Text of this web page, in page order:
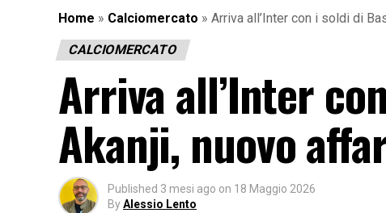
Home » Calciomercato » Arriva all’Inter con i soldi di
CALCIOMERCATO
Arriva all’Inter
Akanji, nuovo
Published 3 mesi ago on 18 Maggio 2026
ByAlessio Lento